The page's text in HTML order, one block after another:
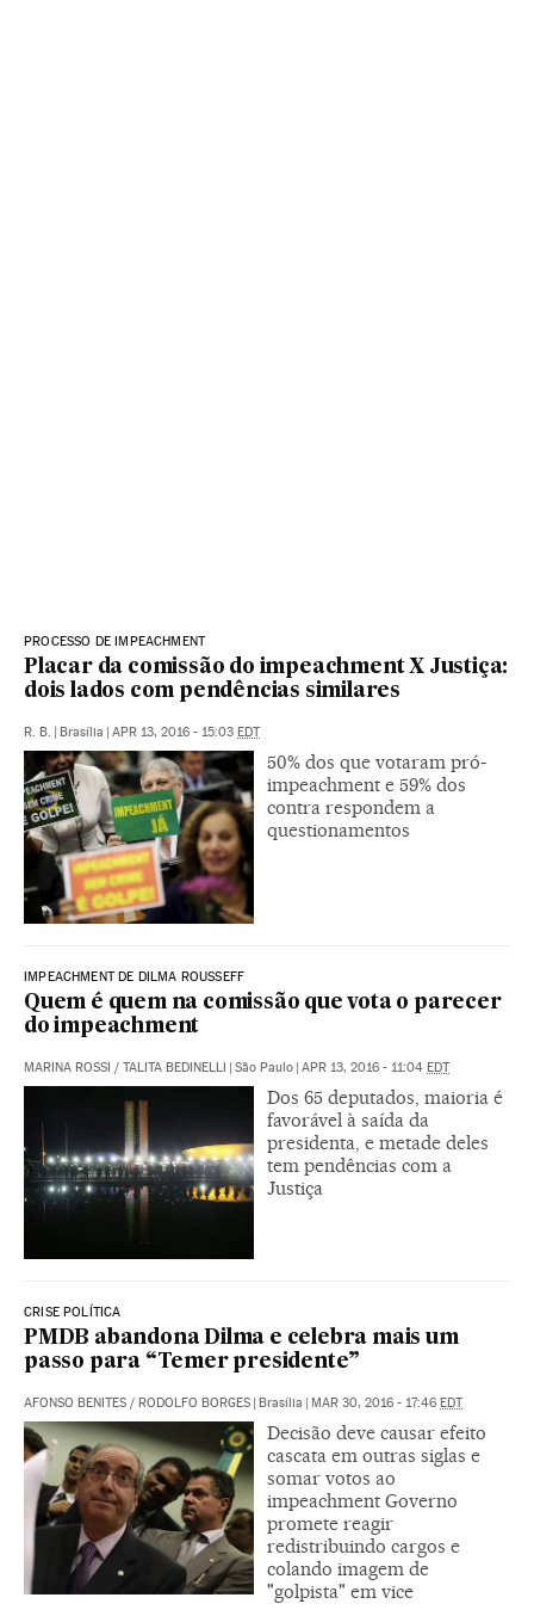
PROCESSO DE IMPEACHMENT
Placar da comissão do impeachment X Justiça:
dois lados com pendências similares
R. B. | Brasília | APR 13, 2016 - 15:03 EDT
50% dos que votaram pró-
impeachment e 59% dos
contra respondem a
questionamentos
IMPEACHMENT DE DILMA ROUSSEFF
Quem é quem na comissão que vota o parecer
do impeachment
MARINA ROSSI / TALITA BEDINELLI | São Paulo | APR 13, 2016 - 11:04 EDT
Dos 65 deputados, maioria é
favorável à saída da
presidenta, e metade deles
tem pendências com a
Justiça
CRISE POLÍTICA
PMDB abandona Dilma e celebra mais um
passo para “Temer presidente”
AFONSO BENITES / RODOLFO BORGES | Brasília | MAR 30, 2016 - 17:46 EDT
Decisão deve causar efeito
cascata em outras siglas e
somar votos ao
impeachment Governo
promete reagir
redistribuindo cargos e
colando imagem de
"golpista" em vice